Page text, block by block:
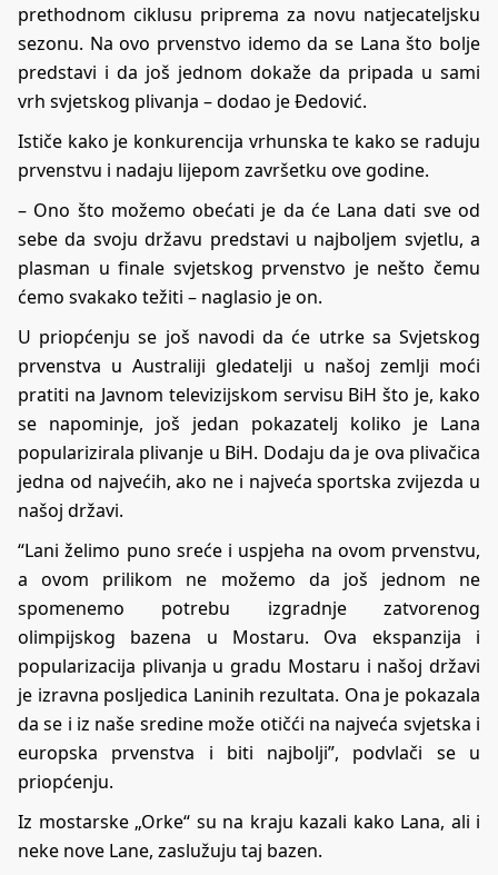
prethodnom ciklusu priprema za novu natjecateljsku
sezonu. Na ovo prvenstvo idemo da se Lana što bolje
predstavi i da još jednom dokaže da pripada u sami
vrh svjetskog plivanja – dodao je Đedović.
Ističe kako je konkurencija vrhunska te kako se raduju
prvenstvu i nadaju lijepom završetku ove godine.
– Ono što možemo obećati je da će Lana dati sve od
sebe da svoju državu predstavi u najboljem svjetlu, a
plasman u finale svjetskog prvenstvo je nešto čemu
ćemo svakako težiti – naglasio je on.
U priopćenju se još navodi da će utrke sa Svjetskog
prvenstva u Australiji gledatelji u našoj zemlji moći
pratiti na Javnom televizijskom servisu BiH što je, kako
se napominje, još jedan pokazatelj koliko je Lana
popularizirala plivanje u BiH. Dodaju da je ova plivačica
jedna od najvećih, ako ne i najveća sportska zvijezda u
našoj državi.
“Lani želimo puno sreće i uspjeha na ovom prvenstvu,
a ovom prilikom ne možemo da još jednom ne
spomenemo potrebu izgradnje zatvorenog
olimpijskog bazena u Mostaru. Ova ekspanzija i
popularizacija plivanja u gradu Mostaru i našoj državi
je izravna posljedica Laninih rezultata. Ona je pokazala
da se i iz naše sredine može otičći na najveća svjetska i
europska prvenstva i biti najbolji”, podvlači se u
priopćenju.
Iz mostarske „Orke“ su na kraju kazali kako Lana, ali i
neke nove Lane, zaslužuju taj bazen.